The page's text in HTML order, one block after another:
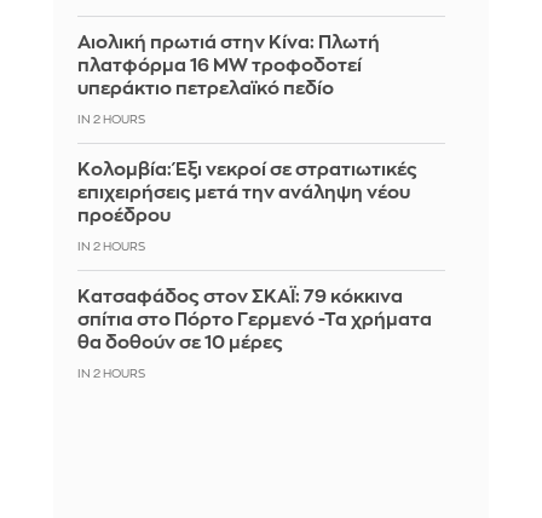
Αιολική πρωτιά στην Κίνα: Πλωτή
πλατφόρμα 16 MW τροφοδοτεί
υπεράκτιο πετρελαϊκό πεδίο
IN 2 HOURS
Κολομβία: Έξι νεκροί σε στρατιωτικές
επιχειρήσεις μετά την ανάληψη νέου
προέδρου
IN 2 HOURS
Kατσαφάδος στον ΣΚΑΪ: 79 κόκκινα
σπίτια στο Πόρτο Γερμενό -Τα χρήματα
θα δοθούν σε 10 μέρες
IN 2 HOURS